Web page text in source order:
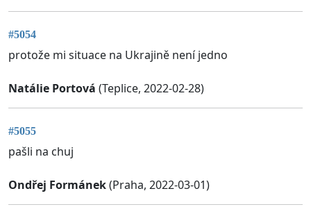
#5054
protože mi situace na Ukrajině není jedno
Natálie Portová (Teplice, 2022-02-28)
#5055
pašli na chuj
Ondřej Formánek(Praha, 2022-03-01)